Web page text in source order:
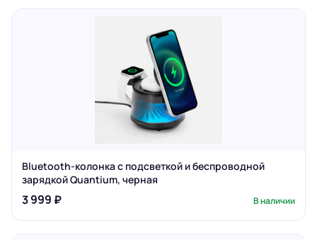
Bluetooth-колонка с подсветкой и беспроводной
зарядкой Quantium, черная
3 999 ₽ В наличии